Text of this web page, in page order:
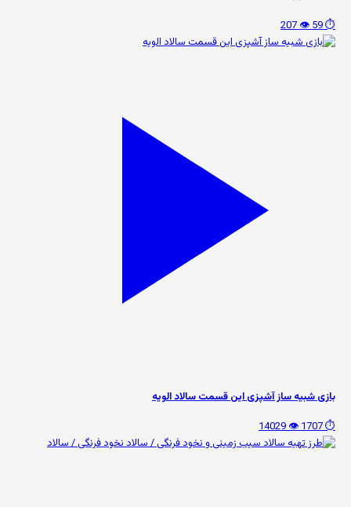
⏱️ 59
👁️ 207
بازی شبیه ساز آشپزی این قسمت سالاد الویه
⏱️ 1707
👁️ 14029